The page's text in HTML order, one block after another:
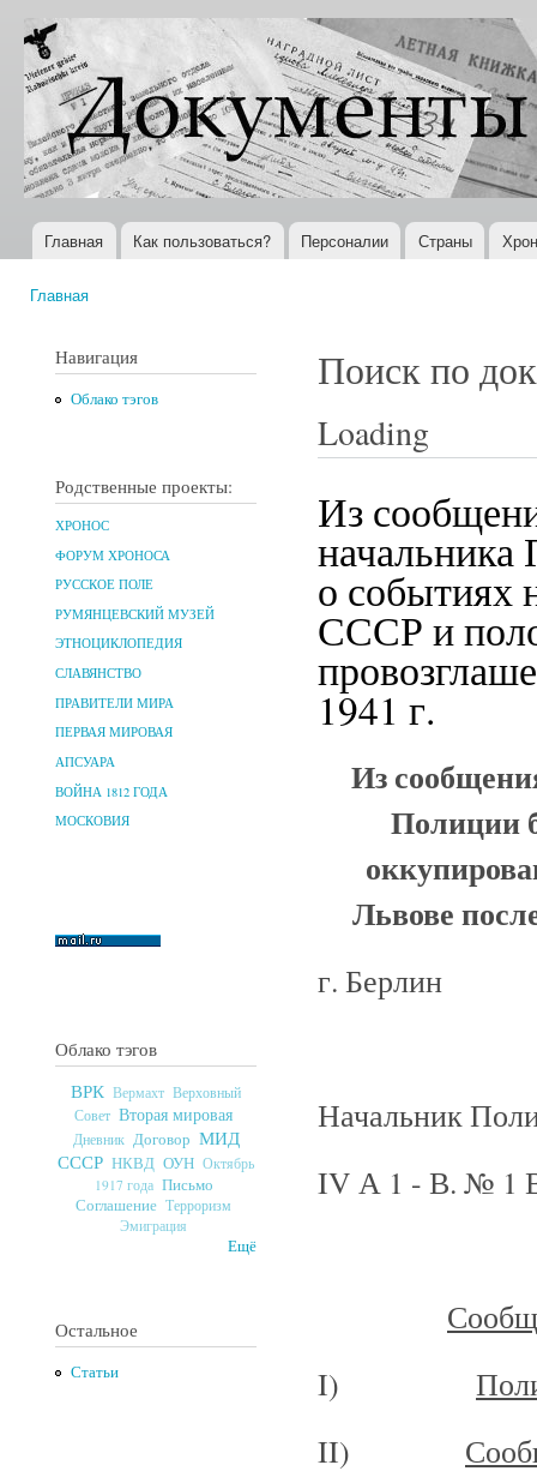
Документы
XX века
Всемирная
история в
Интернете
Главное меню
Главная Как пользоваться? Персоналии Страны
Главная
Навигация
Облако тэгов
Родственные проекты:
ХРОНОС
ФОРУМ ХРОНОСА
РУССКОЕ ПОЛЕ
РУМЯНЦЕВСКИЙ МУЗЕЙ
ЭТНОЦИКЛОПЕДИЯ
СЛАВЯНСТВО
ПРАВИТЕЛИ МИРА
ПЕРВАЯ МИРОВАЯ
АПСУАРА
ВОЙНА 1812 ГОДА
МОСКОВИЯ
Облако тэгов
ВРК Вермахт Верховный
Совет Вторая мировая
Дневник Договор МИД
СССР НКВД ОУН Октябрь
1917 года Письмо
Соглашение Терроризм
Эмиграция
Ещё
Остальное
Статьи
Поиск по
Loading
Из
о событиях
СССР и
1941 г.
Из
Полиции
Львове
г. Берлин
Начальник
IV А 1 - В. № 1
I)
II)